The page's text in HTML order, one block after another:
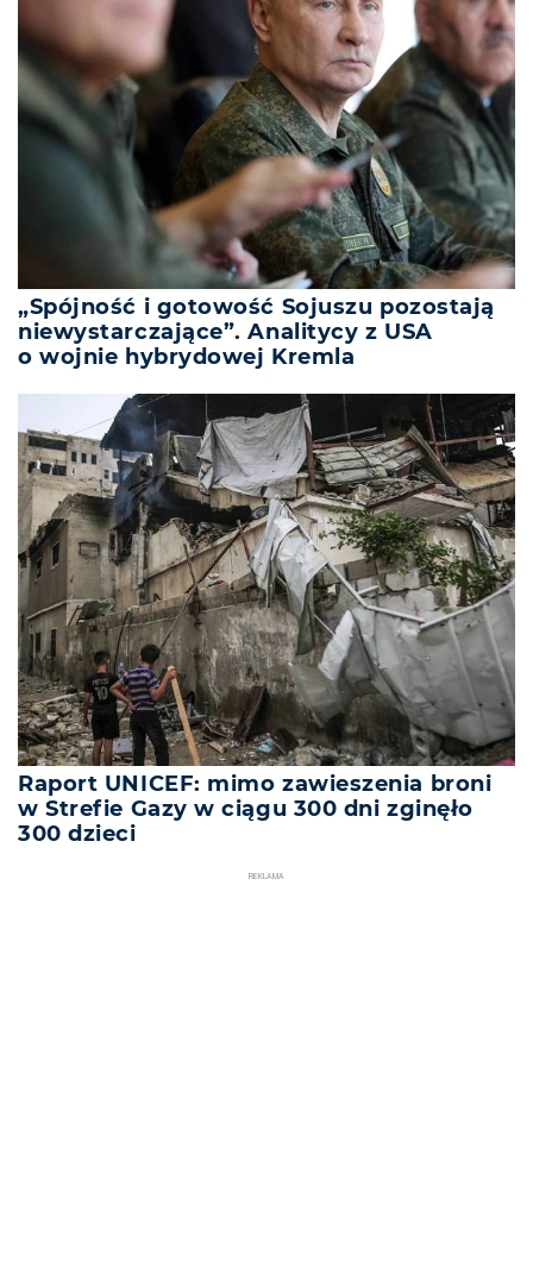
„Spójność i gotowość Sojuszu pozostają
niewystarczające”. Analitycy z USA
o wojnie hybrydowej Kremla
Raport UNICEF: mimo zawieszenia broni
w Strefie Gazy w ciągu 300 dni zginęło
300 dzieci
REKLAMA